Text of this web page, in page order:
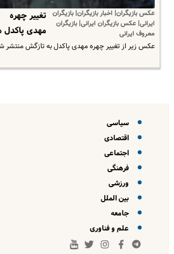
عکس بازیگران| اخبار بازیگران| بازیگران
ایرانی| عکس بازیگران ایرانی| بازیگران
معروف ایرانی
تغییر چهره
مهدی پاکدل
عکس زیر از تغییر چهره مهدی پاکدل به تازگش
سیاسی
اقتصادی
اجتماعی
فرهنگی
ورزشی
بین الملل
جامعه
علم و فناوری